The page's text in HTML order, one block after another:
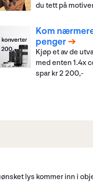
du tett på
Kom
penger
Kjøp et av de
med enten 1.4x
spar kr 2 200,-
lys kommer inn i